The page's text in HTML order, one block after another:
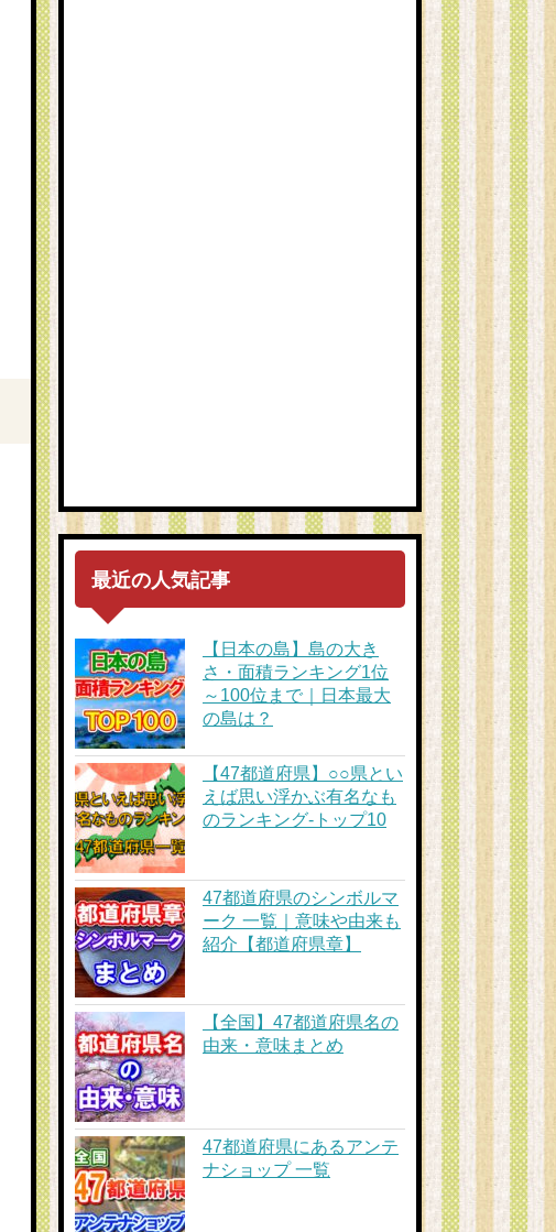
最近の人気記事
【日本の島】島の大き
さ・面積ランキング1位
～100位まで｜日本最大
の島は？
【47都道府県】○○県とい
えば思い浮かぶ有名なも
のランキング-トップ10
47都道府県のシンボルマ
ーク 一覧｜意味や由来も
紹介【都道府県章】
【全国】47都道府県名の
由来・意味まとめ
47都道府県にあるアンテ
ナショップ 一覧